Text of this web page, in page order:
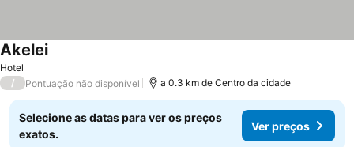
Hotel
Akelei
/ Pontuação não disponível a 0.3 km de Centro da cidade
Selecione as datas para ver os preços
exatos.
Ver preços